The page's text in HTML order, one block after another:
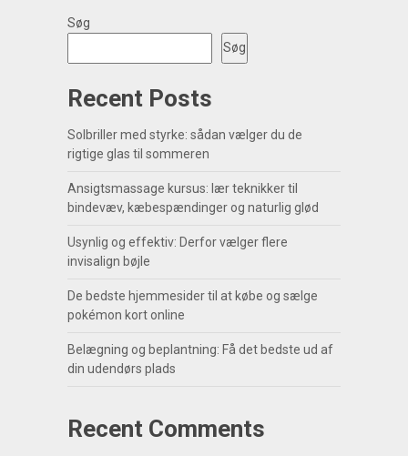
Søg
Søg
Recent Posts
Solbriller med styrke: sådan vælger du de
rigtige glas til sommeren
Ansigtsmassage kursus: lær teknikker til
bindevæv, kæbespændinger og naturlig glød
Usynlig og effektiv: Derfor vælger flere
invisalign bøjle
De bedste hjemmesider til at købe og sælge
pokémon kort online
Belægning og beplantning: Få det bedste ud af
din udendørs plads
Recent Comments